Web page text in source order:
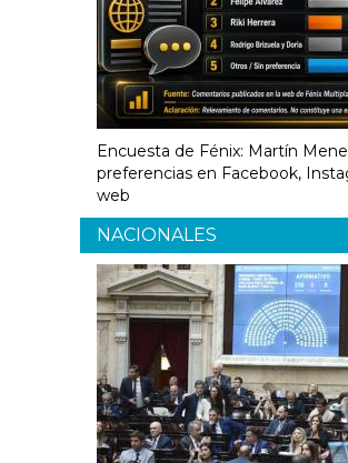
Encuesta de Fénix: Martín
preferencias en Facebook,
web
NACIONALES